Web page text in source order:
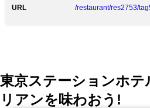
URL
/restaurant/res2753/
東京ステーションホテ
リアンを味わおう!